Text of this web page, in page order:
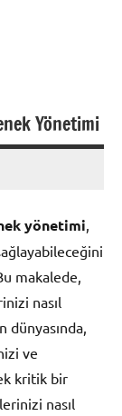
Yönetimi
yönetimi,
makalede,
nasıl
ve
kritik bir
nasıl